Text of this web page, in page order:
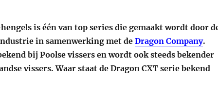
is één van top series die gemaakt wordt door
in samenwerking met de Dragon Company.
bij Poolse vissers en wordt ook steeds bekender
vissers. Waar staat de Dragon CXT serie bekend
CXT hengel serie van Dragon”